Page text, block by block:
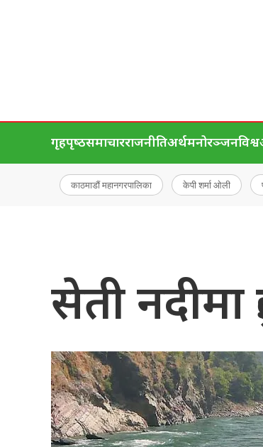
गृहपृष्‍ठसमाचारराजनीतिअर्थमनोरञ्जनविश्व
काठमाडौं महानगरपालिका केपी शर्मा ओली
सेती नदीमा